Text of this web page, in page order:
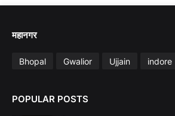
महानगर
Bhopal Gwalior Ujjain indore
POPULAR POSTS